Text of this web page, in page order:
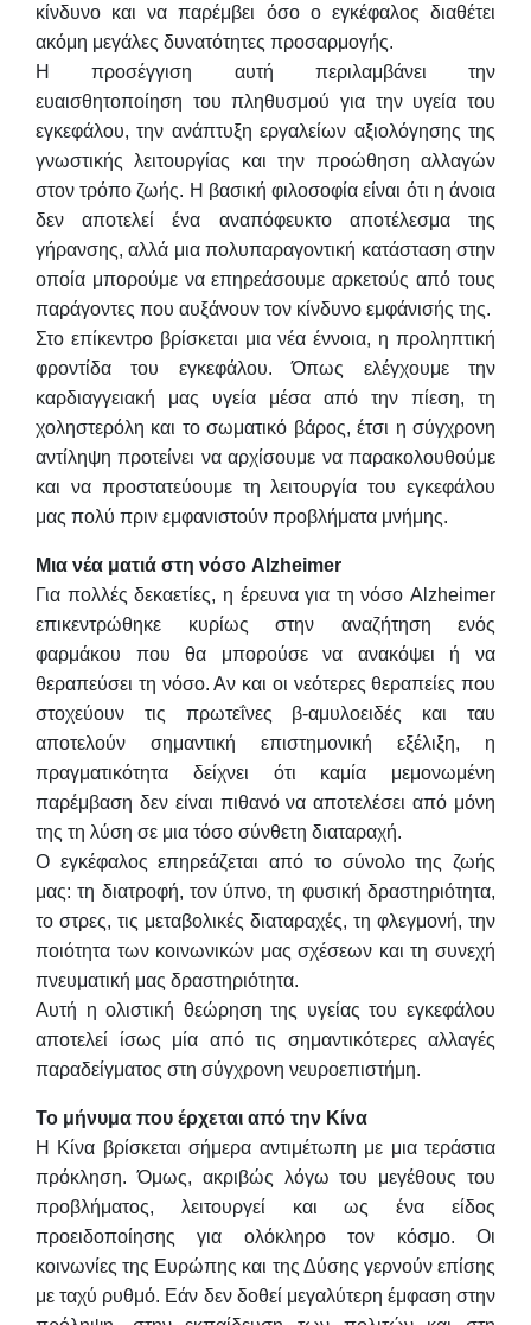
κίνδυνο και να παρέμβει όσο ο εγκέφαλος διαθέτει
ακόμη μεγάλες δυνατότητες προσαρμογής.
Η προσέγγιση αυτή περιλαμβάνει την
ευαισθητοποίηση του πληθυσμού για την υγεία του
εγκεφάλου, την ανάπτυξη εργαλείων αξιολόγησης της
γνωστικής λειτουργίας και την προώθηση αλλαγών
στον τρόπο ζωής. Η βασική φιλοσοφία είναι ότι η άνοια
δεν αποτελεί ένα αναπόφευκτο αποτέλεσμα της
γήρανσης, αλλά μια πολυπαραγοντική κατάσταση στην
οποία μπορούμε να επηρεάσουμε αρκετούς από τους
παράγοντες που αυξάνουν τον κίνδυνο εμφάνισής της.
Στο επίκεντρο βρίσκεται μια νέα έννοια, η προληπτική
φροντίδα του εγκεφάλου. Όπως ελέγχουμε την
καρδιαγγειακή μας υγεία μέσα από την πίεση, τη
χοληστερόλη και το σωματικό βάρος, έτσι η σύγχρονη
αντίληψη προτείνει να αρχίσουμε να παρακολουθούμε
και να προστατεύουμε τη λειτουργία του εγκεφάλου
μας πολύ πριν εμφανιστούν προβλήματα μνήμης.
Μια νέα ματιά στη νόσο Alzheimer
Για πολλές δεκαετίες, η έρευνα για τη νόσο Alzheimer
επικεντρώθηκε κυρίως στην αναζήτηση ενός
φαρμάκου που θα μπορούσε να ανακόψει ή να
θεραπεύσει τη νόσο. Αν και οι νεότερες θεραπείες που
στοχεύουν τις πρωτεΐνες β-αμυλοειδές και ταυ
αποτελούν σημαντική επιστημονική εξέλιξη, η
πραγματικότητα δείχνει ότι καμία μεμονωμένη
παρέμβαση δεν είναι πιθανό να αποτελέσει από μόνη
της τη λύση σε μια τόσο σύνθετη διαταραχή.
Ο εγκέφαλος επηρεάζεται από το σύνολο της ζωής
μας: τη διατροφή, τον ύπνο, τη φυσική δραστηριότητα,
το στρες, τις μεταβολικές διαταραχές, τη φλεγμονή, την
ποιότητα των κοινωνικών μας σχέσεων και τη συνεχή
πνευματική μας δραστηριότητα.
Αυτή η ολιστική θεώρηση της υγείας του εγκεφάλου
αποτελεί ίσως μία από τις σημαντικότερες αλλαγές
παραδείγματος στη σύγχρονη νευροεπιστήμη.
Το μήνυμα που έρχεται από την Κίνα
Η Κίνα βρίσκεται σήμερα αντιμέτωπη με μια τεράστια
πρόκληση. Όμως, ακριβώς λόγω του μεγέθους του
προβλήματος, λειτουργεί και ως ένα είδος
προειδοποίησης για ολόκληρο τον κόσμο. Οι
κοινωνίες της Ευρώπης και της Δύσης γερνούν επίσης
με ταχύ ρυθμό. Εάν δεν δοθεί μεγαλύτερη έμφαση στην